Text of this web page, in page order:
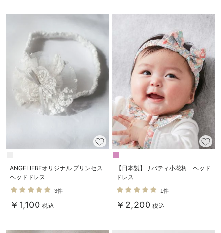
ANGELIEBEオリジナル プリンセス
ヘッドドレス
3件
￥1,100 税込
【日本製】リバティ小花柄 ヘッド
ドレス
1件
￥2,200 税込